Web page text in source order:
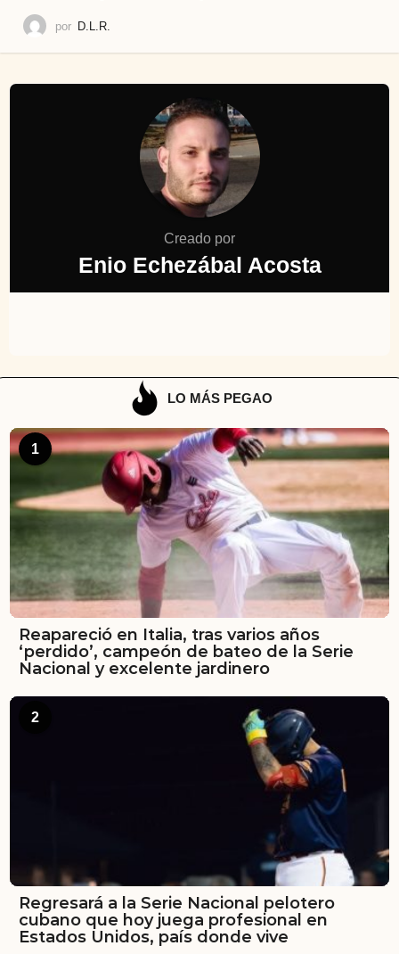
por D.L.R.
Creado por
Enio Echezábal Acosta
LO MÁS PEGAO
1
Reapareció en Italia, tras varios años
‘perdido’, campeón de bateo de la Serie
Nacional y excelente jardinero
2
Regresará a la Serie Nacional pelotero
cubano que hoy juega profesional en
Estados Unidos, país donde vive